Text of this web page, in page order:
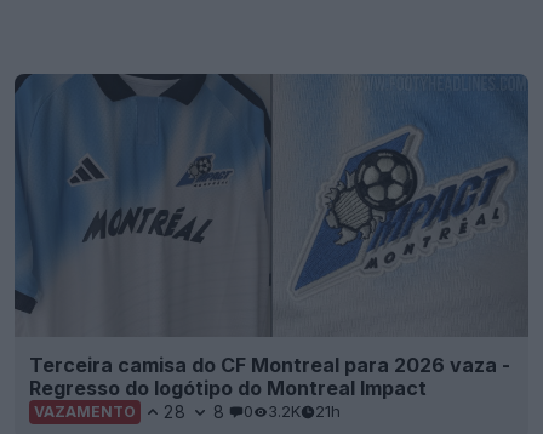
Terceira camisa do CF Montreal para 2026 vaza -
Regresso do logótipo do Montreal Impact
VAZAMENTO 28 8 0 3.2K 21h